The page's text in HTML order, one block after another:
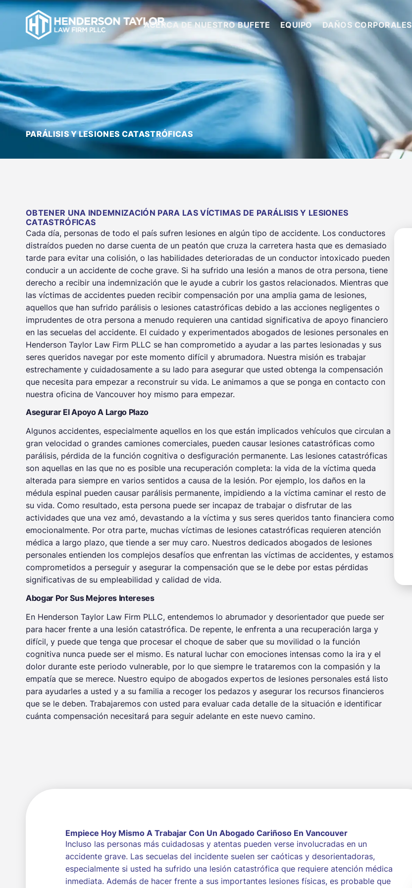
ACERCA DE NUESTRO BUFETE EQUIPO DAÑOS CORPORALES
PARÁLISIS Y LESIONES CATASTRÓFICAS
OBTENER UNA INDEMNIZACIÓN PARA LAS VÍCTIMAS DE PARÁLISIS Y LESIONES
CATASTRÓFICAS
Cada día, personas de todo el país sufren lesiones en algún tipo de accidente. Los conductores
distraídos pueden no darse cuenta de un peatón que cruza la carretera hasta que es demasiado
tarde para evitar una colisión, o las habilidades deterioradas de un conductor intoxicado pueden
conducir a un accidente de coche grave. Si ha sufrido una lesión a manos de otra persona, tiene
derecho a recibir una indemnización que le ayude a cubrir los gastos relacionados. Mientras que
las víctimas de accidentes pueden recibir compensación por una amplia gama de lesiones,
aquellos que han sufrido parálisis o lesiones catastróficas debido a las acciones negligentes o
imprudentes de otra persona a menudo requieren una cantidad significativa de apoyo financiero
en las secuelas del accidente. El cuidado y experimentados abogados de lesiones personales en
Henderson Taylor Law Firm PLLC se han comprometido a ayudar a las partes lesionadas y sus
seres queridos navegar por este momento difícil y abrumadora. Nuestra misión es trabajar
estrechamente y cuidadosamente a su lado para asegurar que usted obtenga la compensación
que necesita para empezar a reconstruir su vida. Le animamos a que se ponga en contacto con
nuestra oficina de Vancouver hoy mismo para empezar.
Asegurar El Apoyo A Largo Plazo
Algunos accidentes, especialmente aquellos en los que están implicados vehículos que circulan a
gran velocidad o grandes camiones comerciales, pueden causar lesiones catastróficas como
parálisis, pérdida de la función cognitiva o desfiguración permanente. Las lesiones catastróficas
son aquellas en las que no es posible una recuperación completa: la vida de la víctima queda
alterada para siempre en varios sentidos a causa de la lesión. Por ejemplo, los daños en la
médula espinal pueden causar parálisis permanente, impidiendo a la víctima caminar el resto de
su vida. Como resultado, esta persona puede ser incapaz de trabajar o disfrutar de las
actividades que una vez amó, devastando a la víctima y sus seres queridos tanto financiera como
emocionalmente. Por otra parte, muchas víctimas de lesiones catastróficas requieren atención
médica a largo plazo, que tiende a ser muy caro. Nuestros dedicados abogados de lesiones
personales entienden los complejos desafíos que enfrentan las víctimas de accidentes, y estamos
comprometidos a perseguir y asegurar la compensación que se le debe por estas pérdidas
significativas de su empleabilidad y calidad de vida.
Abogar Por Sus Mejores Intereses
En Henderson Taylor Law Firm PLLC, entendemos lo abrumador y desorientador que puede ser
para hacer frente a una lesión catastrófica. De repente, le enfrenta a una recuperación larga y
difícil, y puede que tenga que procesar el choque de saber que su movilidad o la función
cognitiva nunca puede ser el mismo. Es natural luchar con emociones intensas como la ira y el
dolor durante este periodo vulnerable, por lo que siempre le trataremos con la compasión y la
empatía que se merece. Nuestro equipo de abogados expertos de lesiones personales está listo
para ayudarles a usted y a su familia a recoger los pedazos y asegurar los recursos financieros
que se le deben. Trabajaremos con usted para evaluar cada detalle de la situación e identificar
cuánta compensación necesitará para seguir adelante en este nuevo camino.
Empiece Hoy Mismo A Trabajar Con Un Abogado Cariñoso En Vancouver
Incluso las personas más cuidadosas y atentas pueden verse involucradas en un
accidente grave. Las secuelas del incidente suelen ser caóticas y desorientadoras,
especialmente si usted ha sufrido una lesión catastrófica que requiere atención médica
inmediata. Además de hacer frente a sus importantes lesiones físicas, es probable que